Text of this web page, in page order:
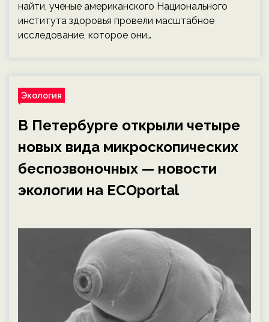
найти, ученые американского Национального
института здоровья провели масштабное
исследование, которое они…
Экология
В Петербурге открыли четыре
новых вида микроскопических
беспозвоночных — новости
экологии на ECOportal